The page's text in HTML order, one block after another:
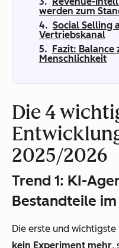
werden zum
Social Selling
Vertriebskanal
Fazit: Balance
Menschlichkeit
Die 4
2025/2026
Trend 1: KI-
Bestandteile im
Die erste und
kein Experiment mehr,